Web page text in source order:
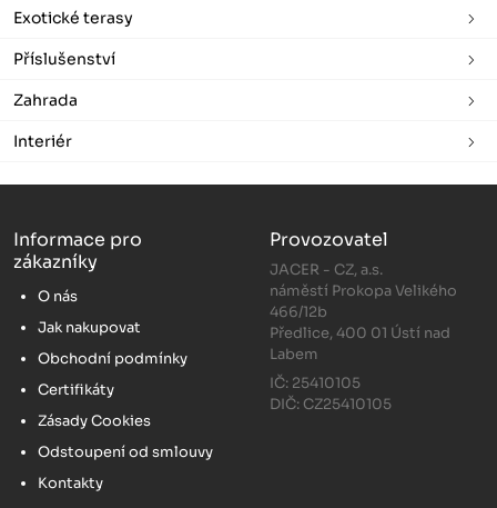
Exotické terasy
Příslušenství
Zahrada
Interiér
Informace pro
zákazníky
O nás
Jak nakupovat
Obchodní podmínky
Certifikáty
Zásady Cookies
Odstoupení od smlouvy
Kontakty
Provozovatel
JACER - CZ, a.s.
náměstí Prokopa Velikého
466/12b
Předlice, 400 01 Ústí nad
Labem
IČ: 25410105
DIČ: CZ25410105